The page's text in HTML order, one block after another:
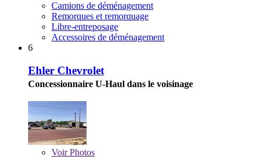
Camions de déménagement
Remorques et remorquage
Libre-entreposage
Accessoires de déménagement
6
Ehler Chevrolet
Concessionnaire U-Haul dans le voisinage
VoirPhotos